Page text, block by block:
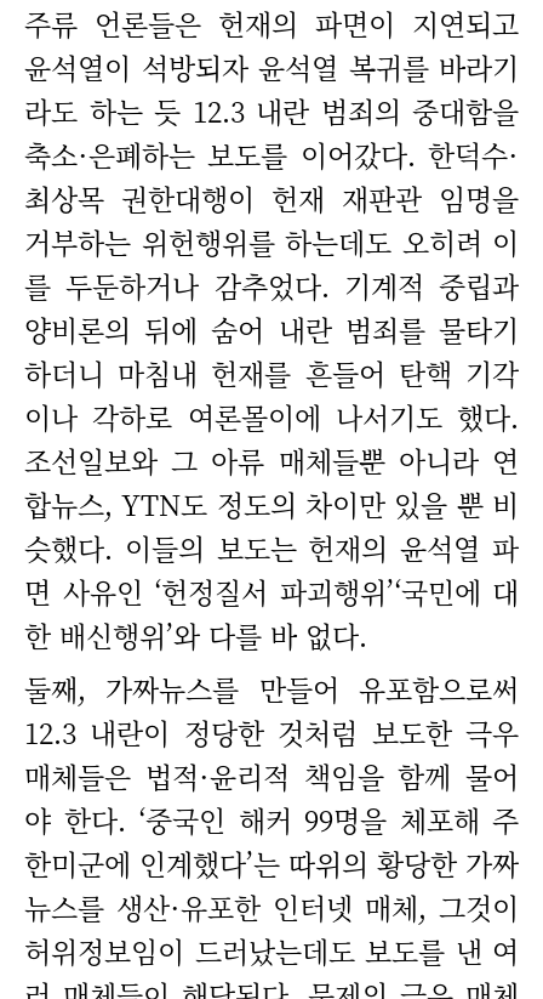
주류 언론들은 헌재의 파면이 지연되고
윤석열이 석방되자 윤석열 복귀를 바라기
라도 하는 듯 12.3 내란 범죄의 중대함을
축소·은폐하는 보도를 이어갔다. 한덕수·
최상목 권한대행이 헌재 재판관 임명을
거부하는 위헌행위를 하는데도 오히려 이
를 두둔하거나 감추었다. 기계적 중립과
양비론의 뒤에 숨어 내란 범죄를 물타기
하더니 마침내 헌재를 흔들어 탄핵 기각
이나 각하로 여론몰이에 나서기도 했다.
조선일보와 그 아류 매체들뿐 아니라 연
합뉴스, YTN도 정도의 차이만 있을 뿐 비
슷했다. 이들의 보도는 헌재의 윤석열 파
면 사유인 ‘헌정질서 파괴행위’‘국민에 대
한 배신행위’와 다를 바 없다.
둘째, 가짜뉴스를 만들어 유포함으로써
12.3 내란이 정당한 것처럼 보도한 극우
매체들은 법적·윤리적 책임을 함께 물어
야 한다. ‘중국인 해커 99명을 체포해 주
한미군에 인계했다’는 따위의 황당한 가짜
뉴스를 생산·유포한 인터넷 매체, 그것이
허위정보임이 드러났는데도 보도를 낸 여